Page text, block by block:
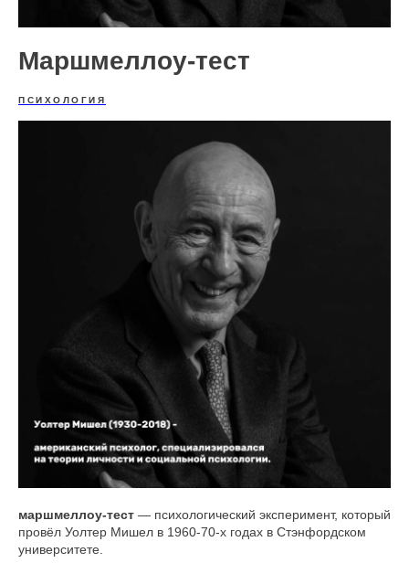
Маршмеллоу-тест
ПСИХОЛОГИЯ
маршмеллоу-тест — психологический эксперимент, который
провёл Уолтер Мишел в 1960-70-х годах в Стэнфордском
университете.